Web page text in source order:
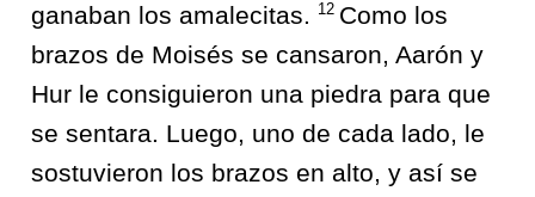
ganaban los amalecitas.
12 Como los
brazos de Moisés se cansaron, Aarón y
Hur le consiguieron una piedra para que
se sentara. Luego, uno de cada lado, le
sostuvieron los brazos en alto, y así se